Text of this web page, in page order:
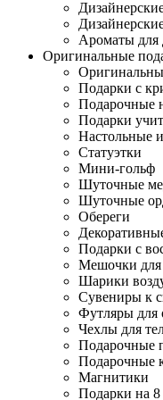
Ароматы для
Оригинальные
Подарки с
Подарочные
Подарки
Настольные
Статуэтки
Мини-гольф
Шуточные
Шуточные
Обереги
Подарки с
Мешочки для
Шарики
Сувениры к
Футляры для
Чехлы для
Подарочные
Подарочные
Магнитики
Подарки на 8